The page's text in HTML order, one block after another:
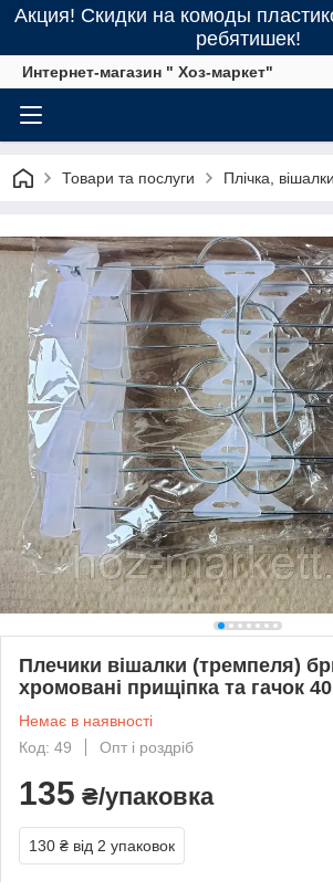
Акция! Скидки на комоды
ребятишек!
Интернет-магазин " Хоз-маркет"
Товари та послуги Плічка,
Плечики вішалки (тремпеля)
хромовані прищіпка та гачок
Немає в наявності
Код: 49
Опт і роздріб
135 ₴/упаковка
130 ₴ від 2 упаковок